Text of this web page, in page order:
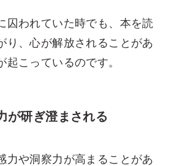
囚われていた時でも、本を読
り、心が解放されることがあ
起こっているのです。
が研ぎ澄まされる
力や洞察力が高まることがあ